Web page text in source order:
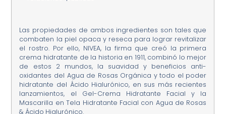
Las propiedades de ambos ingredientes son tales que
combaten la piel opaca y reseca para lograr revitalizar
el rostro. Por ello, NIVEA, la firma que creó la primera
crema hidratante de la historia en 1911, combinó lo mejor
de estos 2 mundos, la suavidad y beneficios anti-
oxidantes del Agua de Rosas Orgánica y todo el poder
hidratante del Ácido Hialurónico, en sus más recientes
lanzamientos, el Gel-Crema Hidratante Facial y la
Mascarilla en Tela Hidratante Facial con Agua de Rosas
& Ácido Hialurónico.